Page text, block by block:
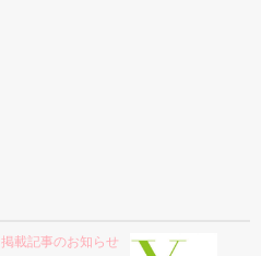
掲載記事のお知らせ